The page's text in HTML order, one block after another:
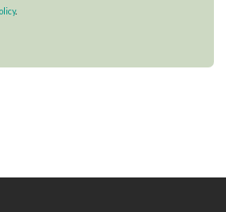
.